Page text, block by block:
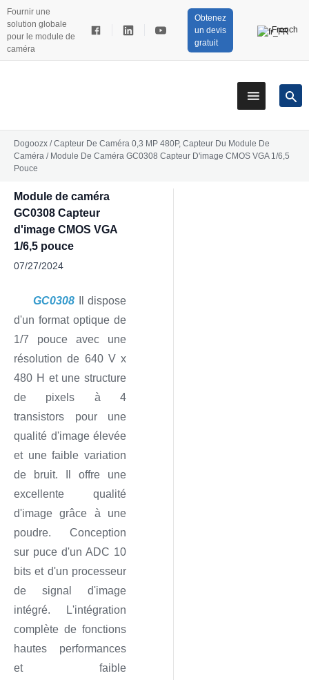
Fournir une
solution globale
pour le module de
caméra
Obtenez
un devis
gratuit
French
Dogoozx /Capteur De Caméra 0,3 MP 480P, Capteur Du Module De
Caméra / Module De Caméra GC0308 Capteur D'image CMOS VGA 1/6,5
Pouce
Module de caméra
GC0308 Capteur
d'image CMOS VGA
1/6,5 pouce
07/27/2024
GC0308
Il dispose
d'un format optique de
1/7 pouce avec une
résolution de 640 V x
480 H et une structure
de pixels à 4
transistors pour une
qualité d'image élevée
et une faible variation
de bruit. Il offre une
excellente qualité
d'image grâce à une
poudre. Conception
sur puce d'un ADC 10
bits et d'un processeur
de signal d'image
intégré. L'intégration
complète de fonctions
hautes performances
et faible